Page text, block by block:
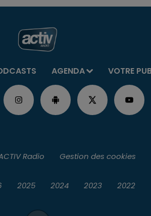
AGENDA VOTRE
Radio Gestion des cookies
2025 2024 2023 2022